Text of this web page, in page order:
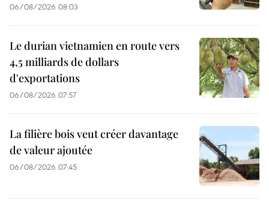
06/08/2026 08:03
Le durian vietnamien en route vers
4,5 milliards de dollars
d'exportations
06/08/2026 07:57
La filière bois veut créer davantage
de valeur ajoutée
06/08/2026 07:45